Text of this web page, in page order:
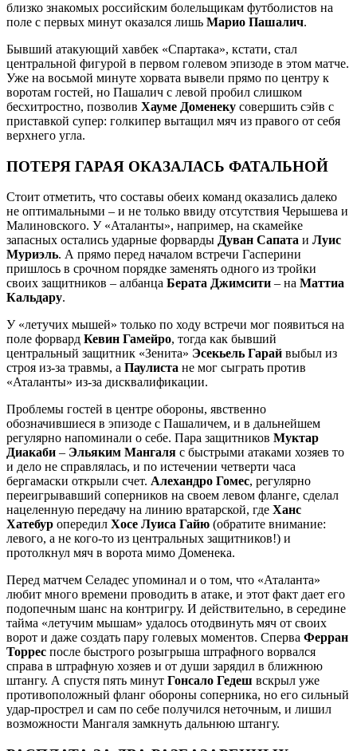
близко знакомых российским болельщикам футболистов на
поле с первых минут оказался лишь Марио Пашалич.
Бывший атакующий хавбек «Спартака», кстати, стал
центральной фигурой в первом голевом эпизоде в этом матче.
Уже на восьмой минуте хорвата вывели прямо по центру к
воротам гостей, но Пашалич с левой пробил слишком
бесхитростно, позволив Хауме Доменеку совершить сэйв с
приставкой супер: голкипер вытащил мяч из правого от себя
верхнего угла.
ПОТЕРЯ ГАРАЯ ОКАЗАЛАСЬ ФАТАЛЬНОЙ
Стоит отметить, что составы обеих команд оказались далеко
не оптимальными – и не только ввиду отсутствия Черышева и
Малиновского. У «Аталанты», например, на скамейке
запасных остались ударные форварды Дуван Сапата и Луис
Муриэль. А прямо перед началом встречи Гасперини
пришлось в срочном порядке заменять одного из тройки
своих защитников – албанца Берата Джимсити – на Маттиа
Кальдару.
У «летучих мышей» только по ходу встречи мог появиться на
поле форвард Кевин Гамейро, тогда как бывший
центральный защитник «Зенита» Эсекьель Гарай выбыл из
строя из-за травмы, а Паулиста не мог сыграть против
«Аталанты» из-за дисквалификации.
Проблемы гостей в центре обороны, явственно
обозначившиеся в эпизоде с Пашаличем, и в дальнейшем
регулярно напоминали о себе. Пара защитников Муктар
Диакаби – Эльяким Мангаля с быстрыми атаками хозяев то
и дело не справлялась, и по истечении четверти часа
бергамаски открыли счет. Алехандро Гомес, регулярно
переигрывавший соперников на своем левом фланге, сделал
нацеленную передачу на линию вратарской, где Ханс
Хатебур опередил Хосе Луиса Гайю (обратите внимание:
левого, а не кого-то из центральных защитников!) и
протолкнул мяч в ворота мимо Доменека.
Перед матчем Селадес упоминал и о том, что «Аталанта»
любит много времени проводить в атаке, и этот факт дает его
подопечным шанс на контригру. И действительно, в середине
тайма «летучим мышам» удалось отодвинуть мяч от своих
ворот и даже создать пару голевых моментов. Сперва Ферран
Торрес после быстрого розыгрыша штрафного ворвался
справа в штрафную хозяев и от души зарядил в ближнюю
штангу. А спустя пять минут Гонсало Гедеш вскрыл уже
противоположный фланг обороны соперника, но его сильный
удар-прострел и сам по себе получился неточным, и лишил
возможности Мангаля замкнуть дальнюю штангу.